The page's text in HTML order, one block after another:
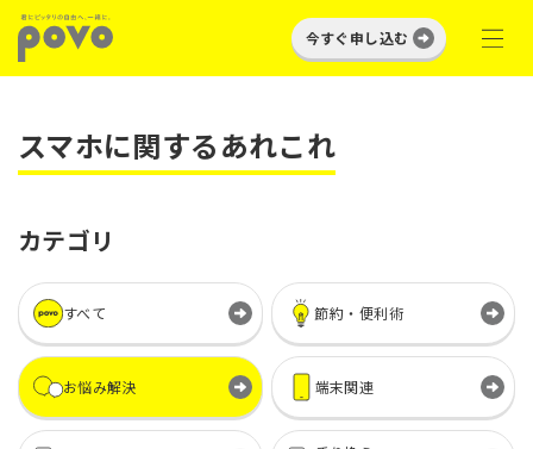
今すぐ申し込む
スマホに関するあれこれ
カテゴリ
すべて 節約・便利術
お悩み解決 端末関連